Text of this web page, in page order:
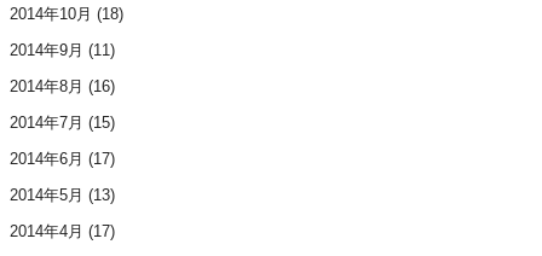
2014年10月 (18)
2014年9月 (11)
2014年8月 (16)
2014年7月 (15)
2014年6月 (17)
2014年5月 (13)
2014年4月 (17)